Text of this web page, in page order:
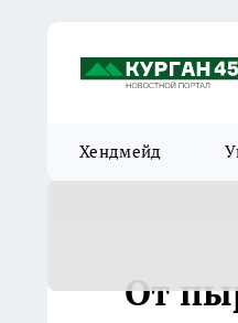
Хендмейд
От